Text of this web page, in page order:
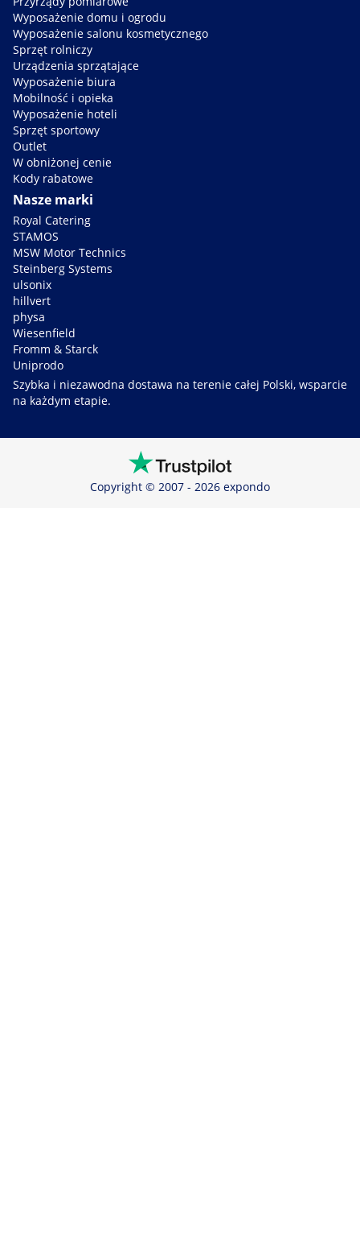
Wyposażenie domu i ogrodu
Wyposażenie salonu kosmetycznego
Sprzęt rolniczy
Urządzenia sprzątające
Wyposażenie biura
Mobilność i opieka
Wyposażenie hoteli
Sprzęt sportowy
Outlet
W obniżonej cenie
Kody rabatowe
Nasze marki
Royal Catering
STAMOS
MSW Motor Technics
Steinberg Systems
ulsonix
hillvert
physa
Wiesenfield
Fromm & Starck
Uniprodo
Szybka i niezawodna dostawa na terenie całej Polski, wsparcie
na każdym etapie.
Copyright © 2007 - 2026 expondo